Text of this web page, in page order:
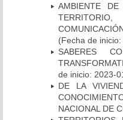
AMBIENTE
(Fecha de
SABERES
de inicio: 2023-
DE LA
NACIONAL DE